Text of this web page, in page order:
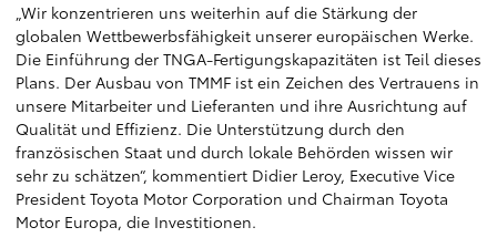
„Wir konzentrieren uns weiterhin auf die Stärkung der
globalen Wettbewerbsfähigkeit unserer europäischen Werke.
Die Einführung der TNGA-Fertigungskapazitäten ist Teil dieses
Plans. Der Ausbau von TMMF ist ein Zeichen des Vertrauens in
unsere Mitarbeiter und Lieferanten und ihre Ausrichtung auf
Qualität und Effizienz. Die Unterstützung durch den
französischen Staat und durch lokale Behörden wissen wir
sehr zu schätzen“, kommentiert Didier Leroy, Executive Vice
President Toyota Motor Corporation und Chairman Toyota
Motor Europa, die Investitionen.